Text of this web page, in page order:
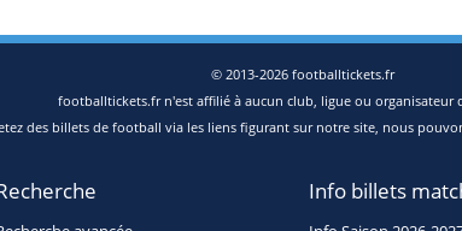
© 2013-2026 footballtickets.fr
footballtickets.fr n'est affilié à aucun club, ligue ou organisateur
des billets de football via les liens figurant sur notre site, nous
Info billets